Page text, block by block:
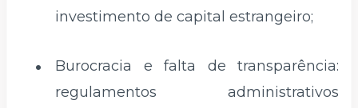
investimento de capital estrangeiro;
Burocracia e falta de transparência:
regulamentos administrativos